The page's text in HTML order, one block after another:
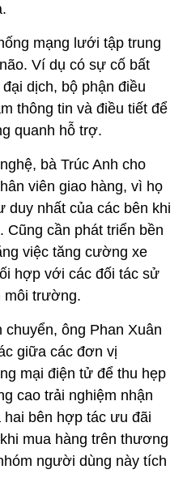
quanh hỗ trợ.
bà Trúc Anh cho
viên giao hàng, vì họ
nhất của các bên khi
Cũng cần phát triển bền
việc tăng cường xe
môi trường.
ông Phan Xuân
giữa các đơn vị
mại điện tử để thu hẹp
cao trải nghiệm nhận
bên hợp tác ưu đãi
người dùng này tích
mại điện tử Việt Nam có
chững lại